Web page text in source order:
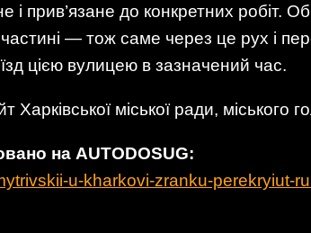
прив’язане до конкретних робіт.
частині — тож саме через це рух і
цією вулицею в зазначений час.
міської ради, міського
на AUTODOSUG:
u-kharkovi-zranku-perekryiut-